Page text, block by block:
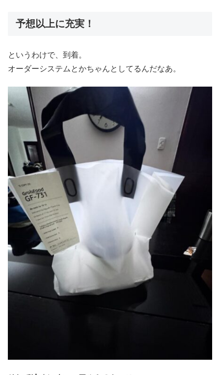
予想以上に充実！
というわけで、到着。
オーダーシステムとかちゃんとしてるんだなあ。